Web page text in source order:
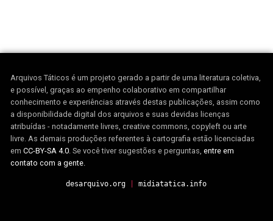
Arquivos Táticos é um projeto gerado a partir de uma literatura coletiva,
e possível, graças ao empenho colaborativo em compartilhar
conhecimento e experiências através destas publicações, assim como
a disponibilidade digital dos arquivos e suas devidas licenças
atribuídas - notadamente livres, creative commons, copyleft ou arte
livre. As demais produções referentes à cartografia estão licenciadas
emCC-BY-SA 4.0. Se você tiver sugestões e perguntas,entre em
contato com a gente.
desarquivo.org |midiatatica.info